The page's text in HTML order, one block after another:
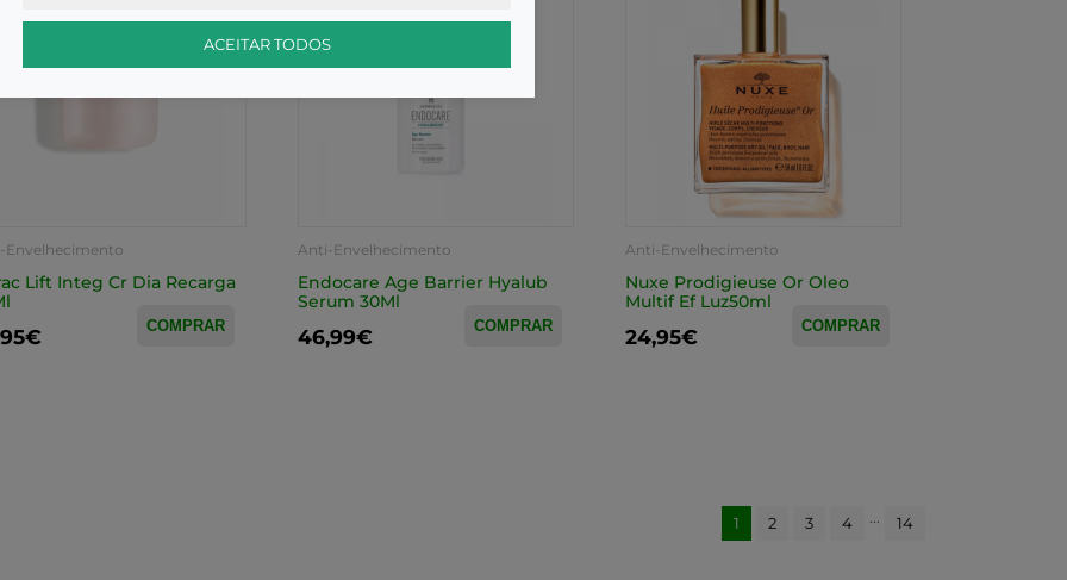
Envelhecimento
Lift Integ Cr Dia Recarga
COMPRAR
Anti-Envelhecimento
Endocare Age Barrier Hyalub
Serum 30Ml
46,99€ COMPRAR
Anti-Envelhecimento
Nuxe Prodigieuse Or Oleo
Multif Ef Luz50ml
24,95€ COMPRAR
1 2 3 4 14
ACEITAR TODOS